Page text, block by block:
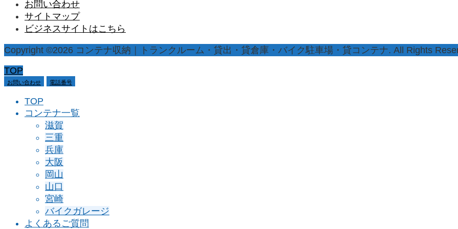
お問い合わせ
サイトマップ
ビジネスサイトはこちら
Copyright ©2026 コンテナ収納｜トランクルーム・貸出・貸倉庫・バイク駐車場・貸コンテナ. All Rights
TOP
お問い合わせ 電話番号
TOP
コンテナ一覧
滋賀
三重
兵庫
大阪
岡山
山口
宮崎
バイクガレージ
よくあるご質問